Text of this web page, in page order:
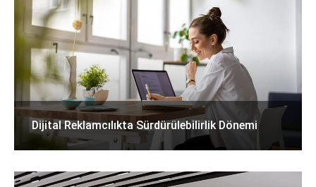
Dijital Reklamcılıkta Sürdürülebilirlik Dönemi